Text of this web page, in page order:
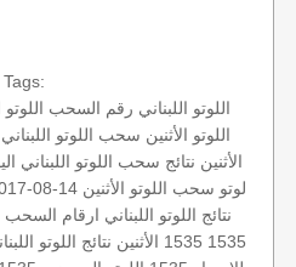
Tags:
اللوتو اللبناني رقم السحب اللوتو
اللوتو الأثنين سحب اللوتو اللبناني
الأثنين نتائج سحب اللوتو اللبناني
لوتو سحب اللوتو الأثنين 14-08-2017
نتائج اللوتو اللبناني ارقام السحب
1535 1535 الأثنين نتائج اللوتو